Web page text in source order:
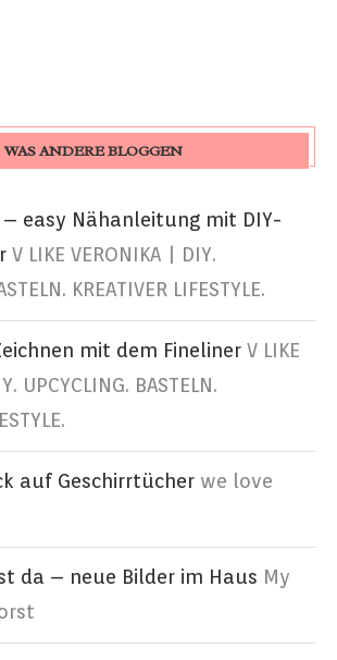
WAS ANDERE BLOGGEN
– easy Nähanleitung mit DIY-
V LIKE VERONIKA | DIY.
KREATIVER LIFESTYLE.
mit dem Fineliner V LIKE
UPCYCLING. BASTELN.
auf Geschirrtücher we love
da – neue Bilder im Haus My